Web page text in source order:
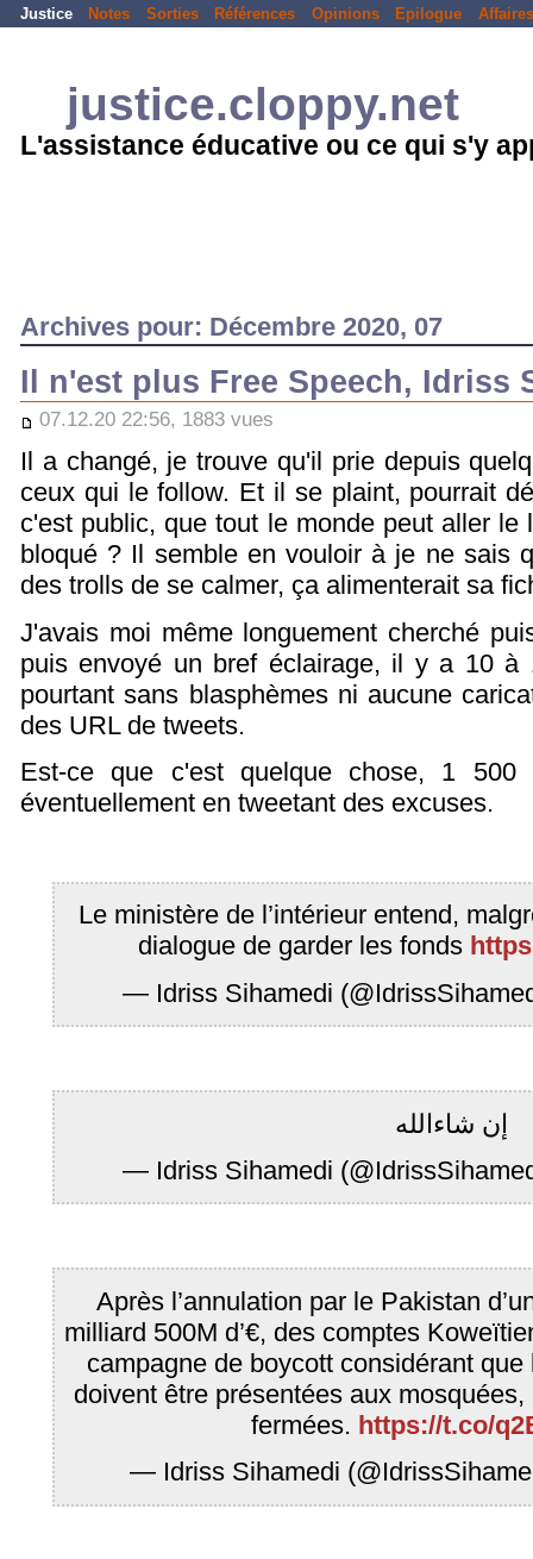
Justice Notes Sorties Références Opinions Epilogue Affaires
justice.cloppy.net
L'assistance éducative ou ce qui s'y
Archives pour: Décembre 2020, 07
Il n'est plus Free Speech, Idriss
07.12.20 22:56, 1883 vues
Il a changé, je trouve qu'il prie depuis
ceux qui le follow. Et il se plaint, pourrait
c'est public, que tout le monde peut aller
bloqué ? Il semble en vouloir à je ne sais
des trolls de se calmer, ça alimenterait sa
J'avais moi même longuement cherché
puis envoyé un bref éclairage, il y a 10 à
pourtant sans blasphèmes ni aucune
des URL de tweets.
Est-ce que c'est quelque chose, 1
éventuellement en tweetant des excuses.
Le ministère de l’intérieur entend,
dialogue de garder les fonds
— Idriss Sihamedi
إن شاءالله
— Idriss Sihamedi
Après l’annulation par le Pakistan
milliard 500M d’€, des comptes
campagne de boycott considérant
doivent être présentées aux
fermées. https://t.co/
— Idriss Sihamedi